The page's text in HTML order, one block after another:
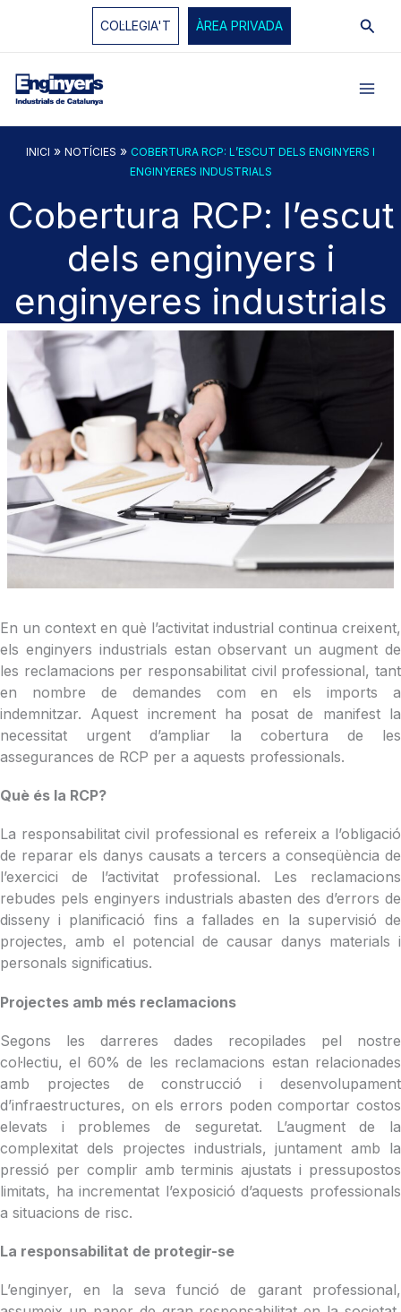
COL·LEGIA'T ÀREA PRIVADA
INICI » NOTÍCIES » COBERTURA RCP: L’ESCUT DELS ENGINYERS I
ENGINYERES INDUSTRIALS
Cobertura RCP: l’escut
dels enginyers i
enginyeres industrials
En un context en què l’activitat industrial continua creixent,
els enginyers industrials estan observant un augment de
les reclamacions per responsabilitat civil professional, tant
en nombre de demandes com en els imports a
indemnitzar. Aquest increment ha posat de manifest la
necessitat urgent d’ampliar la cobertura de les
assegurances de RCP per a aquests professionals.
Què és la RCP?
La responsabilitat civil professional es refereix a l’obligació
de reparar els danys causats a tercers a conseqüència de
l’exercici de l’activitat professional. Les reclamacions
rebudes pels enginyers industrials abasten des d’errors de
disseny i planificació fins a fallades en la supervisió de
projectes, amb el potencial de causar danys materials i
personals significatius.
Projectes amb més reclamacions
Segons les darreres dades recopilades pel nostre
col·lectiu, el 60% de les reclamacions estan relacionades
amb projectes de construcció i desenvolupament
d’infraestructures, on els errors poden comportar costos
elevats i problemes de seguretat. L’augment de la
complexitat dels projectes industrials, juntament amb la
pressió per complir amb terminis ajustats i pressupostos
limitats, ha incrementat l’exposició d’aquests professionals
a situacions de risc.
La responsabilitat de protegir-se
L’enginyer, en la seva funció de garant professional,